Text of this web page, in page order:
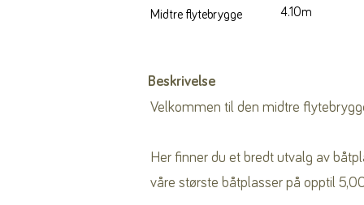
Midtre flytebrygge
4.10m
Beskrivelse
Velkommen til den midtre
Her finner du et bredt utvalg av
våre største båtplasser på opptil